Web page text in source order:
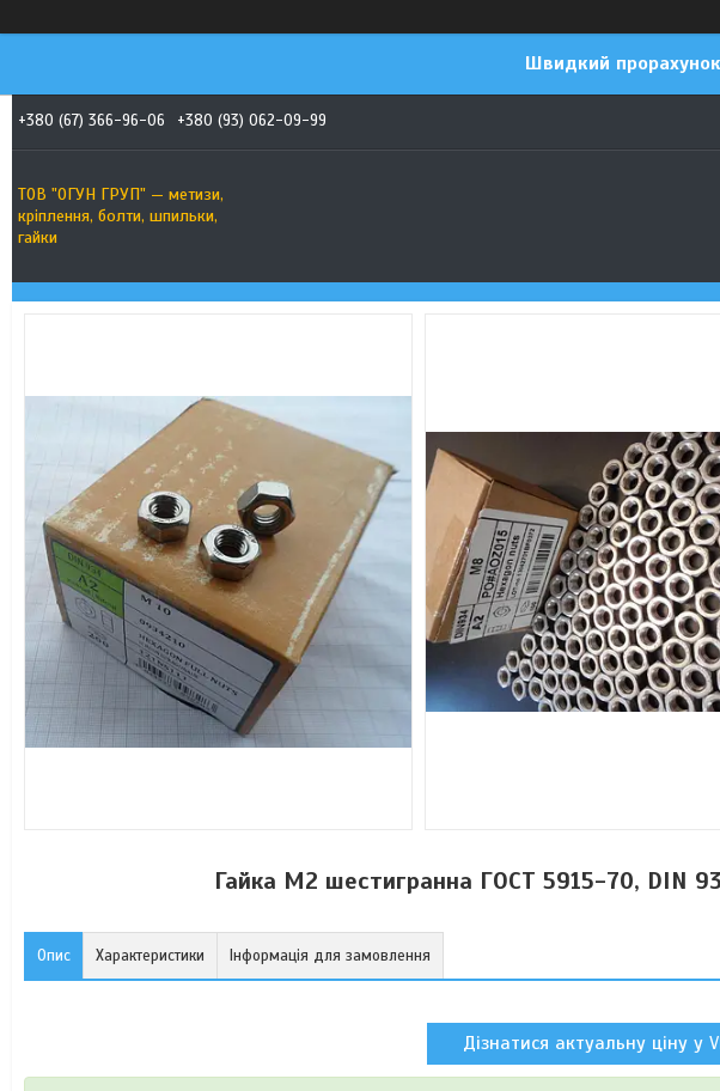
Швидкий
+380 (67) 366-96-06 +380 (93) 062-09-99
ТОВ "ОГУН ГРУП" — метизи,
кріплення, болти, шпильки,
гайки
Гайка М2 шестигранна ГОСТ 5915-70, DIN
Опис Характеристики Інформація для замовлення
Дізнатися актуальну ціну у